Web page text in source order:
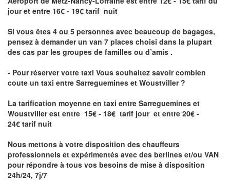
jour et entre 16€ - 19€ tarif nuit
Si vous êtes 4 ou 5 personnes avec beaucoup de bagages,
pensez à demander un van 7 places choisi dans la plupart
des cas par les groupes de familles ou d’amis .
- Pour réserver votre taxi Vous souhaitez savoircombien
coute un taxi entre Sarreguemines et Woustviller ?
La tarification moyenne en taxi entre Sarreguemines et
Woustviller est entre 15€ - 18€ tarif jour et entre 20€ -
24€ tarif nuit
Nous mettons à votre disposition des chauffeurs
professionnels et expérimentés avec des berlines et/ou VAN
pour répondre à tous vos besoins de mise à disposition
24h/24, 7j/7